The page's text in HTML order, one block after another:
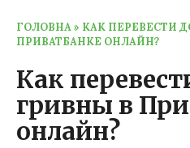
ГОЛОВНА » КАК ПЕРЕВЕСТИ
ПРИВАТБАНКЕ ОНЛАЙН?
Как
гривны в
онлайн?